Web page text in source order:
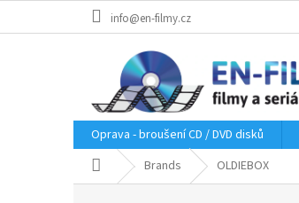
info@en-filmy.cz
Oprava - broušení CD / DVD disků
Home Brands OLDIEBOX